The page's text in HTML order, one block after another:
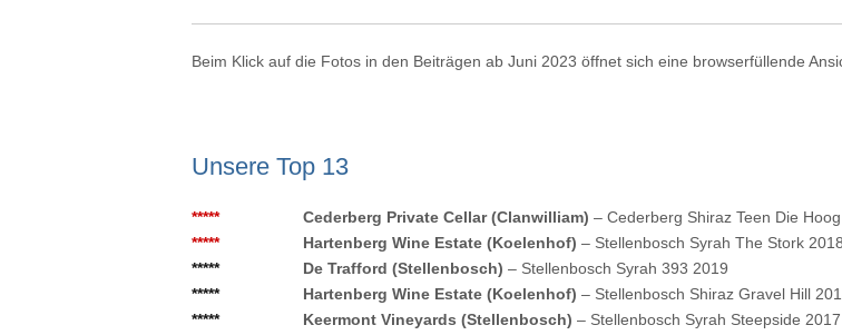
Beim Klick auf die Fotos in den Beiträgen ab Juni 2023 öffnet sich eine browserfüllende
Unsere Top 13
***** Cederberg Private Cellar (Clanwilliam) – Cederberg Shiraz Teen Die
*****
Hartenberg Wine Estate (Koelenhof) – Stellenbosch Syrah The Stork 2018
*****
De Trafford (Stellenbosch) – Stellenbosch Syrah 393 2019
*****
Hartenberg Wine Estate (Koelenhof) – Stellenbosch Shiraz Gravel Hill
*****
Keermont Vineyards (Stellenbosch) – Stellenbosch Syrah Steepside 2017